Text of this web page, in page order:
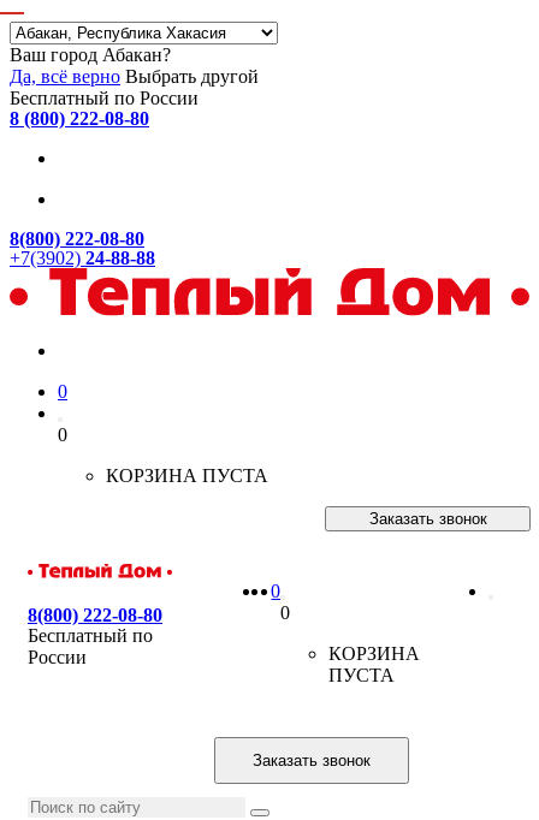
Ваш город Абакан?
Да, всё верно Выбрать другой
Бесплатный по России
8 (800) 222-08-80
8(800) 222-08-80
+7(3902) 24-88-88
0
0
КОРЗИНА ПУСТА
Заказать звонок
8(800) 222-08-80
Бесплатный по
России
0
0
КОРЗИНА
ПУСТА
Заказать звонок